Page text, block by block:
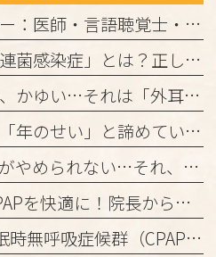
「きこえ」のパートナー：医師・言語聴覚士・認定補聴器技能者の3者が連携して進める「安心の補聴器外来」
のどの痛みに潜む「溶連菌感染症」とは？正しく理解して、しっかり治しましょう
プールの後に耳が痛い、かゆい…それは「外耳炎」かもしれません。
耳鳴りは「治らない」「年のせい」と諦めていませんか？
【院長コラム】耳かきがやめられない…それ、「かゆみの悪循環」かもしれません！
【夏の寝苦しい夜もCPAPを快適に！院長からの3つのアドバイス】
【2026年6月改定】睡眠時無呼吸症候群（CPAP治療）の保険ルール変更と当院からのお知らせ